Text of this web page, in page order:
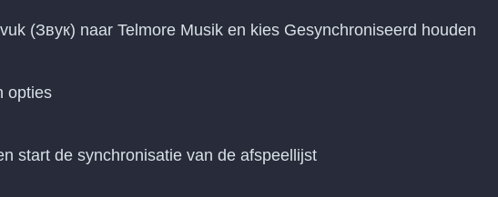
(Звук) naar Telmore Musik en kies Gesynchroniseerd houden
opties
start de synchronisatie van de afspeellijst